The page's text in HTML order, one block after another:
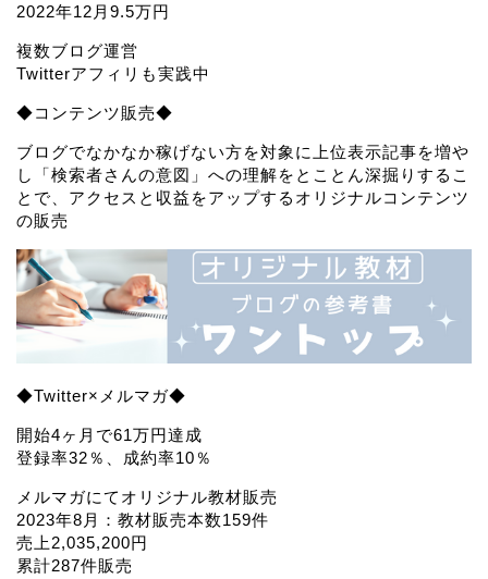
2022年12月9.5万円
複数ブログ運営
Twitterアフィリも実践中
◆コンテンツ販売◆
ブログでなかなか稼げない方を対象に上位表示記事を増や
し「検索者さんの意図」への理解をとことん深掘りするこ
とで、アクセスと収益をアップするオリジナルコンテンツ
の販売
◆Twitter×メルマガ◆
開始4ヶ月で61万円達成
登録率32％、成約率10％
メルマガにてオリジナル教材販売
2023年8月：教材販売本数159件
売上2,035,200円
累計287件販売